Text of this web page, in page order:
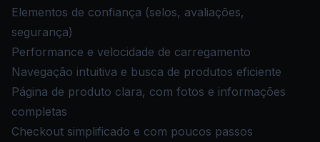
Elementos de confiança (selos, avaliações,
segurança)
Performance e velocidade de carregamento
Navegação intuitiva e busca de produtos eficiente
Página de produto clara, com fotos e informações
completas
Checkout simplificado e com poucos passos